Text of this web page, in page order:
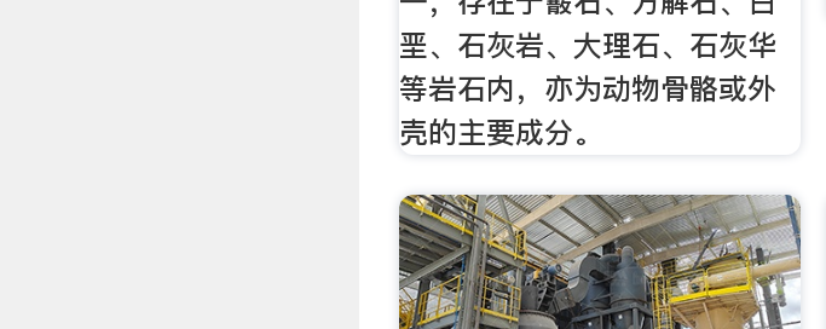
垩、石灰岩、大理石、石灰华
等岩石内，亦为动物骨骼或外
壳的主要成分。